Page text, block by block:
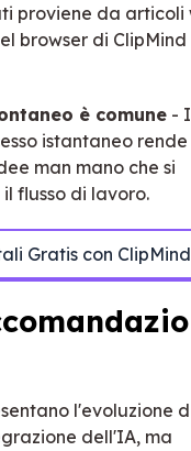
proviene da articoli
browser di
è comune -
istantaneo rende
man mano che si
flusso di lavoro.
Gratis con ClipMind
l'evoluzione
dell'IA, ma